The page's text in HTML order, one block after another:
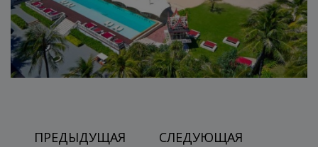
ПРЕДЫДУЩАЯ
СЛЕДУЮЩАЯ